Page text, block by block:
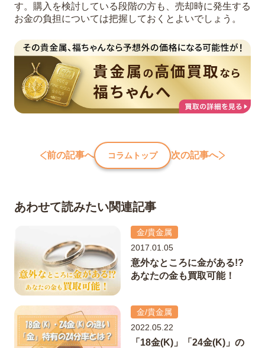
す。購入を検討している段階の方も、売却時に発生する
お金の負担については把握しておくとよいでしょう。
前の記事へ コラムトップ 次の記事へ
あわせて読みたい関連記事
金/貴金属
2017.01.05
意外なところに金がある!?
あなたの金も買取可能！
金/貴金属
2022.05.22
「18金(K)」「24金(K)」の